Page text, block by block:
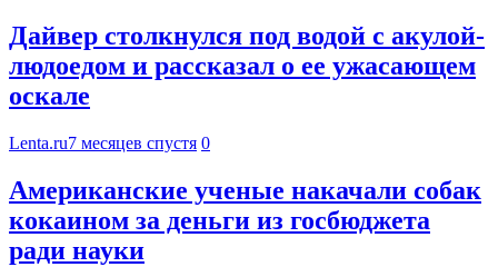
Дайвер столкнулся под водой с акулой-
людоедом и рассказал о ее ужасающем
оскале
Lenta.ru7 месяцев спустя 0
Американские ученые накачали собак
кокаином за деньги из госбюджета
ради науки